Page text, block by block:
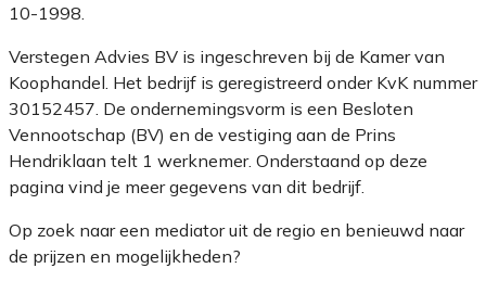
10-1998.
Verstegen Advies BV is ingeschreven bij de Kamer van
Koophandel. Het bedrijf is geregistreerd onder KvK nummer
30152457. De ondernemingsvorm is een Besloten
Vennootschap (BV) en de vestiging aan de Prins
Hendriklaan telt 1 werknemer. Onderstaand op deze
pagina vind je meer gegevens van dit bedrijf.
Op zoek naar een mediator uit de regio en benieuwd naar
de prijzen en mogelijkheden?